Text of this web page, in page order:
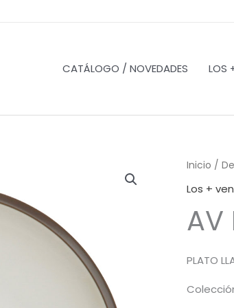
CATÁLOGO / NOVEDADES LOS
Inicio /
Los +
AV
PLATO